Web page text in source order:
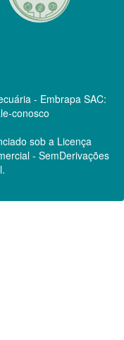
- Embrapa SAC:
conosco
sob a Licença
- SemDerivações